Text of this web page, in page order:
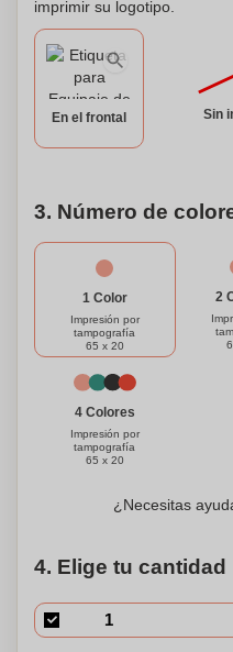
imprimir su logotipo.
En el frontal Sin
3. Número de
1 Color
Impresión por
tampografía
65 x 20
2
4 Colores
Impresión por
tampografía
65 x 20
¿Necesitas
4. Elige tu cantidad